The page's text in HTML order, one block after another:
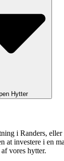
Hytter
i Randers,
at investere i en
vores hytter.